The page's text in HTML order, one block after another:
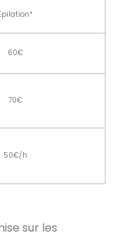
60€
70€
50€/h
sur les